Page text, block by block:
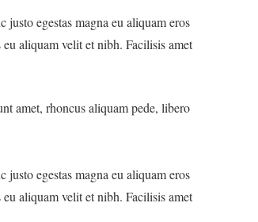
egestas magna eu aliquam eros
aliquam velit et nibh. Facilisis amet
amet, rhoncus aliquam pede, libero
egestas magna eu aliquam eros
aliquam velit et nibh. Facilisis amet